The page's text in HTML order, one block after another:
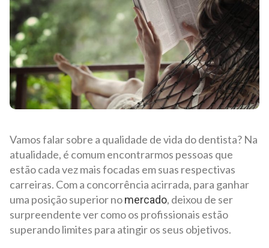
Vamos falar sobre a qualidade de vida do dentista? Na
atualidade, é comum encontrarmos pessoas que
estão cada vez mais focadas em suas respectivas
carreiras. Com a concorrência acirrada, para ganhar
uma posição superior nomercado, deixou de ser
surpreendente ver como os profissionais estão
superando limites para atingir os seus objetivos.